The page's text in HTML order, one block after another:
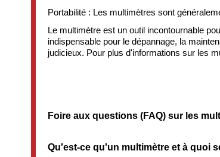
Portabilité : Les multimètres sont
Le multimètre est un outil incontournable
indispensable pour le dépannage, la
judicieux. Pour plus d'informations sur les
Foire aux questions (FAQ) sur les
Qu'est-ce qu'un multimètre et à quoi